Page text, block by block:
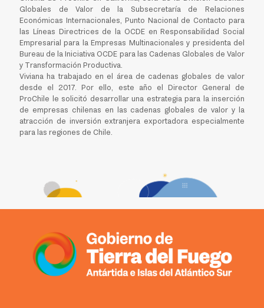
Globales de Valor de la Subsecretaría de Relaciones
Económicas Internacionales, Punto Nacional de Contacto para
las Líneas Directrices de la OCDE en Responsabilidad Social
Empresarial para la Empresas Multinacionales y presidenta del
Bureau de la Iniciativa OCDE para las Cadenas Globales de Valor
y Transformación Productiva.
Viviana ha trabajado en el área de cadenas globales de valor
desde el 2017. Por ello, este año el Director General de
ProChile le solicitó desarrollar una estrategia para la inserción
de empresas chilenas en las cadenas globales de valor y la
atracción de inversión extranjera exportadora especialmente
para las regiones de Chile.